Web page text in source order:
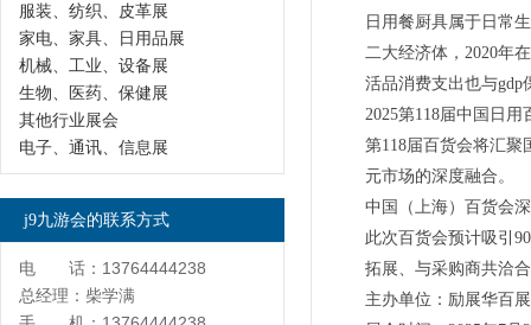
日用餐厨具属于日常
二大经济体，2020年
活品消费支出也与
2025第118届中国日
第118届百货会将汇聚
元市场的深度融合。
中国（上海）百货会
此次百货会预计吸引
拓展、与采购商共洽
主办单位：励展华百
服装、纺织、皮革展
家电、家具、日用品展
机械、工业、设备展
生物、医药、保健展
其他行业展会
电子、通讯、信息展
j9九游会的联系方式
电 话：13764444238
总经理：柴学满